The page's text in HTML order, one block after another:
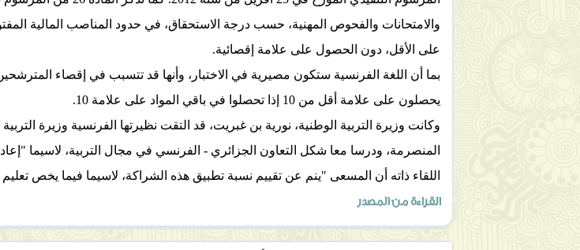
على الأقل، دون الحصول على علامة إقصائية.
يحصلون على علامة أقل من 10 إذا تحصلوا في باقي المواد على علامة 10.
وكانت وزيرة التربية الوطنية، نورية بن غبريت، قد التقت نظيرتها الفرنسية وزيرة
اللقاء ذاته أن المسعى "ينم عن تقييم نسبة تطبيق هذه الشراكة، لاسيما فيما يخص
القراءة من المصدر